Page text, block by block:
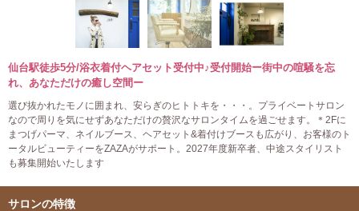
仙台駅徒歩5分/浴衣着付ヘアセット受付中♪受付開始ー街中の喧騒を忘
れ、あなただけの癒し空間ー
選び抜かれたモノに囲まれ、安らぎのヒトトキを・・・。プライベートサロン
なので周りを気にせずあなただけの贅沢なサロンタイムを過ごせます。＊2Fに
まつげパーマ、ネイルブース、ヘアセット&着付けブースも広がり、お客様のト
ータルビューティーをZAZAがサポート。2027年度新卒者、中途スタイリスト
も募集開始いたします
サロンの特徴